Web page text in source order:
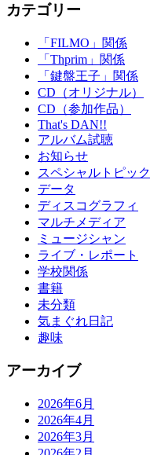
カテゴリー
「FILMO」関係
「Thprim」関係
「鍵盤王子」関係
CD（オリジナル）
CD（参加作品）
That's DAN!!
アルバム試聴
お知らせ
スペシャルトピック
データ
ディスコグラフィ
マルチメディア
ミュージシャン
ライブ・レポート
学校関係
書籍
未分類
気まぐれ日記
趣味
アーカイブ
2026年6月
2026年4月
2026年3月